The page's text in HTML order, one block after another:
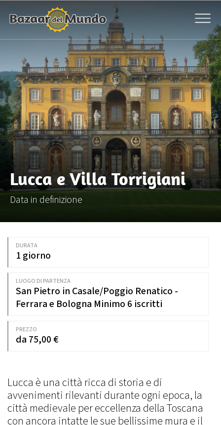
Data in definizione
Lucca e Villa Torrigiani
Lucca è una città ricca di storia e di
avvenimenti rilevanti durante ogni epoca, la
città medievale per eccellenza della Toscana
con ancora intatte le sue bellissime mura e il
DURATA
1 giorno
LUOGO DI PARTENZA
San Pietro in Casale/Poggio Renatico -
Ferrara e Bologna Minimo 6 iscritti
PREZZO
da 75,00 €